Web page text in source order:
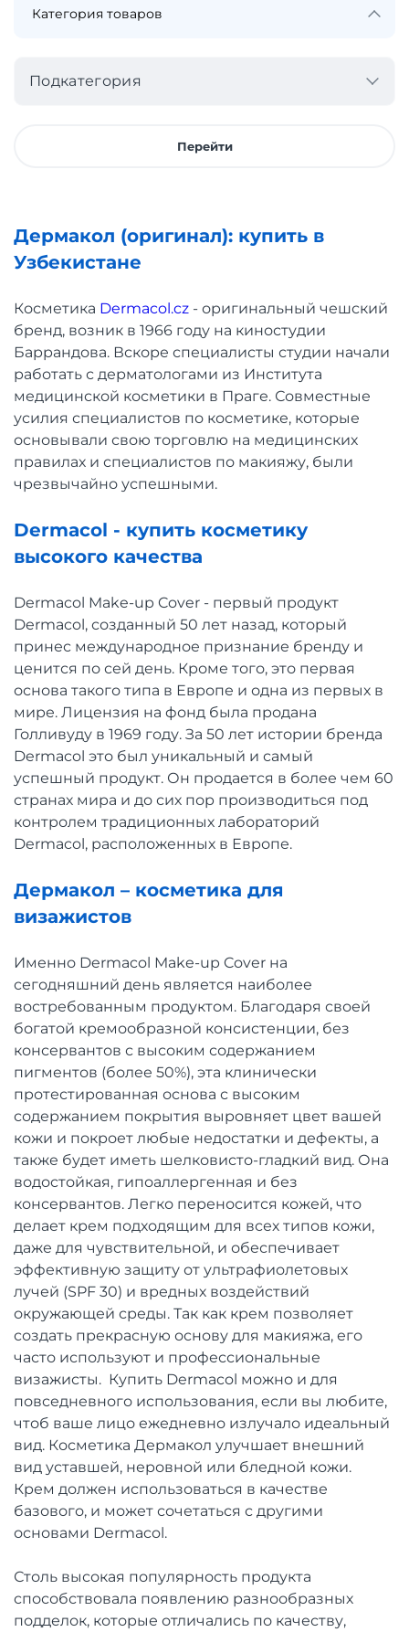
Подкатегория
Перейти
Дермакол (оригинал): купить в
Узбекистане
Косметика Dermacol.cz - оригинальный чешский
бренд, возник в 1966 году на киностудии
Баррандова. Вскоре специалисты студии начали
работать с дерматологами из Института
медицинской косметики в Праге. Совместные
усилия специалистов по косметике, которые
основывали свою торговлю на медицинских
правилах и специалистов по макияжу, были
чрезвычайно успешными.
Dermacol - купить косметику
высокого качества
Dermacol Make-up Cover - первый продукт
Dermacol, созданный 50 лет назад, который
принес международное признание бренду и
ценится по сей день. Кроме того, это первая
основа такого типа в Европе и одна из первых в
мире. Лицензия на фонд была продана
Голливуду в 1969 году. За 50 лет истории бренда
Dermacol это был уникальный и самый
успешный продукт. Он продается в более чем 60
странах мира и до сих пор производиться под
контролем традиционных лабораторий
Dermacol, расположенных в Европе.
Дермакол – косметика для
визажистов
Именно Dermacol Make-up Cover на
сегодняшний день является наиболее
востребованным продуктом. Благодаря своей
богатой кремообразной консистенции, без
консервантов с высоким содержанием
пигментов (более 50%), эта клинически
протестированная основа с высоким
содержанием покрытия выровняет цвет вашей
кожи и покроет любые недостатки и дефекты, а
также будет иметь шелковисто-гладкий вид. Она
водостойкая, гипоаллергенная и без
консервантов. Легко переносится кожей, что
делает крем подходящим для всех типов кожи,
даже для чувствительной, и обеспечивает
эффективную защиту от ультрафиолетовых
лучей (SPF 30) и вредных воздействий
окружающей среды. Так как крем позволяет
создать прекрасную основу для макияжа, его
часто используют и профессиональные
визажисты. Купить Dermacol можно и для
повседневного использования, если вы любите,
чтоб ваше лицо ежедневно излучало идеальный
вид. Косметика Дермакол улучшает внешний
вид уставшей, неровной или бледной кожи.
Крем должен использоваться в качестве
базового, и может сочетаться с другими
основами Dermacol.
Столь высокая популярность продукта
способствовала появлению разнообразных
подделок, которые отличались по качеству,